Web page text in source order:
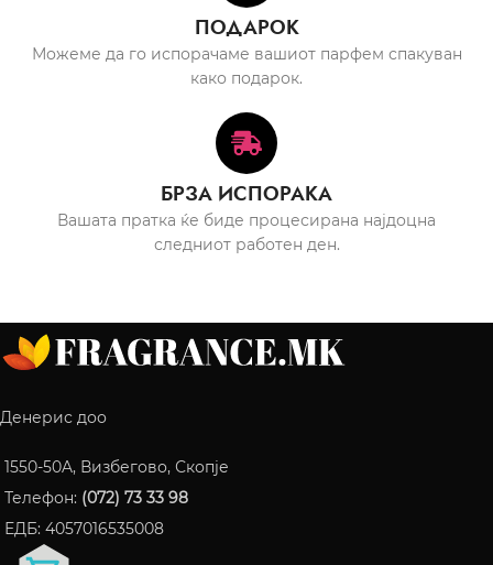
ПОДАРОК
Можеме да го испорачаме вашиот парфем спакуван
како подарок.
БРЗА ИСПОРАКА
Вашата пратка ќе биде процесирана најдоцна
следниот работен ден.
Денерис доо
1550-50A, Визбегово, Скопје
Телефон: (072) 73 33 98
ЕДБ: 4057016535008